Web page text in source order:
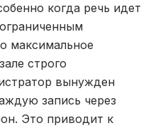
когда речь идет
максимальное
строго
вынужден
запись через
Это приводит к